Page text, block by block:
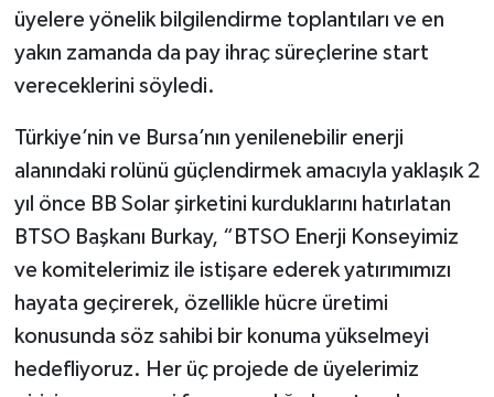
üyelere yönelik bilgilendirme toplantıları ve en
yakın zamanda da pay ihraç süreçlerine start
vereceklerini söyledi.
Türkiye’nin ve Bursa’nın yenilenebilir enerji
alanındaki rolünü güçlendirmek amacıyla yaklaşık 2
yıl önce BB Solar şirketini kurduklarını hatırlatan
BTSO Başkanı Burkay, “BTSO Enerji Konseyimiz
ve komitelerimiz ile istişare ederek yatırımımızı
hayata geçirerek, özellikle hücre üretimi
konusunda söz sahibi bir konuma yükselmeyi
hedefliyoruz. Her üç projede de üyelerimiz